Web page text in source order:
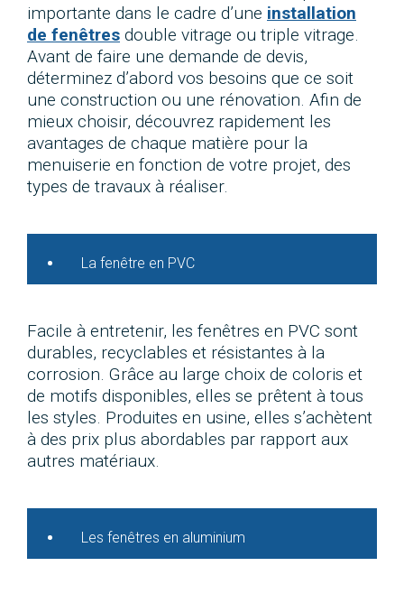
importante dans le cadre d’une installation
de fenêtres double vitrage ou triple vitrage.
Avant de faire une demande de devis,
déterminez d’abord vos besoins que ce soit
une construction ou une rénovation. Afin de
mieux choisir, découvrez rapidement les
avantages de chaque matière pour la
menuiserie en fonction de votre projet, des
types de travaux à réaliser.
La fenêtre en PVC
Facile à entretenir, les fenêtres en PVC sont
durables, recyclables et résistantes à la
corrosion. Grâce au large choix de coloris et
de motifs disponibles, elles se prêtent à tous
les styles. Produites en usine, elles s’achètent
à des prix plus abordables par rapport aux
autres matériaux.
Les fenêtres en aluminium